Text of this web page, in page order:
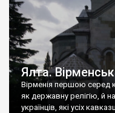
Ялта.
Вірменія першою серед
як державну релігію, й
українців, які усіх